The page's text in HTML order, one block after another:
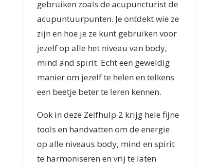
gebruiken zoals de acupuncturist de
acupuntuurpunten. Je ontdekt wie ze
zijn en hoe je ze kunt gebruiken voor
jezelf op alle het niveau van body,
mind and spirit. Echt een geweldig
manier om jezelf te helen en telkens
een beetje beter te leren kennen.
Ook in deze Zelfhulp 2 krijg hele fijne
tools en handvatten om de energie
op alle niveaus body, mind en spirit
te harmoniseren en vrij te laten